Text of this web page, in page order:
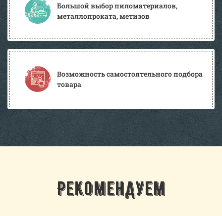
Большой выбор пиломатериалов,
металлопроката, метизов
Возможность самостоятельного подбора
товара
Рекомендуем